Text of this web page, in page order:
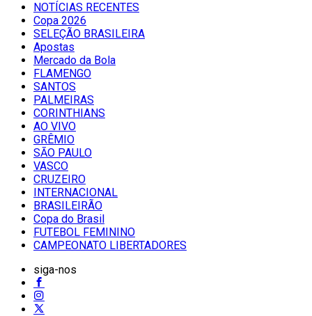
NOTÍCIAS RECENTES
Copa 2026
SELEÇÃO BRASILEIRA
Apostas
Mercado da Bola
FLAMENGO
SANTOS
PALMEIRAS
CORINTHIANS
AO VIVO
GRÊMIO
SĀO PAULO
VASCO
CRUZEIRO
INTERNACIONAL
BRASILEIRÃO
Copa do Brasil
FUTEBOL FEMININO
CAMPEONATO LIBERTADORES
siga-nos